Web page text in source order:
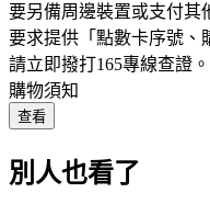
要另備周邊裝置或支付
要求提供「點數卡序號、
請立即撥打165專線查證。
購物須知
查看
別人也看了